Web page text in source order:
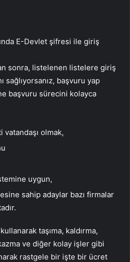
E-Devlet şifresi ile giriş
sonra, listelenen listelere giriş
sağlıyorsanız, başvuru yap
başvuru sürecini kolayca
olmak,
uygun,
sahip adaylar bazı firmalar
taşıma, kaldırma,
ve diğer kolay işler gibi
rastgele bir işte bir ücret